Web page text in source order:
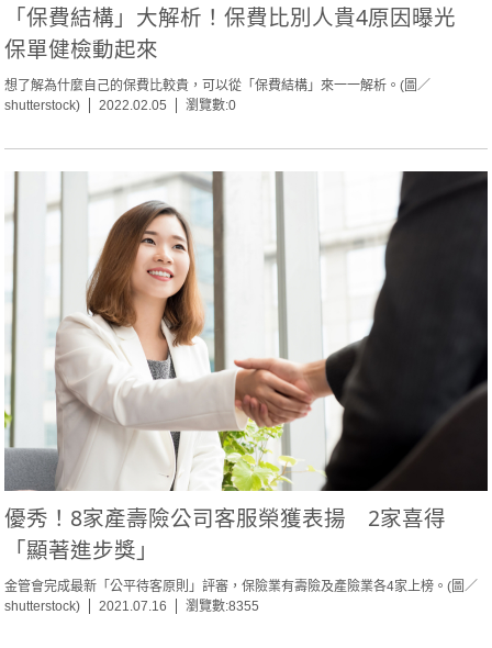
「保費結構」大解析！保費比別人貴4原因曝光
保單健檢動起來
想了解為什麼自己的保費比較貴，可以從「保費結構」來一一解析。(圖／
shutterstock)
2022.02.05 瀏覽數:0
優秀！8家產壽險公司客服榮獲表揚 2家喜得
「顯著進步獎」
金管會完成最新「公平待客原則」評審，保險業有壽險及產險業各4家上榜。(圖／
shutterstock)
2021.07.16 瀏覽數:8355